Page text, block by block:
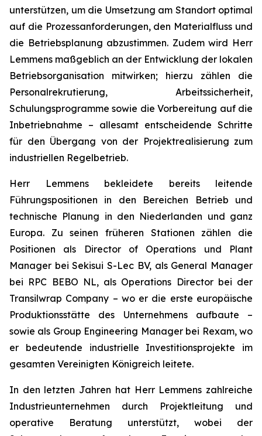
unterstützen, um die Umsetzung am Standort optimal
auf die Prozessanforderungen, den Materialfluss und
die Betriebsplanung abzustimmen. Zudem wird Herr
Lemmens maßgeblich an der Entwicklung der lokalen
Betriebsorganisation mitwirken; hierzu zählen die
Personalrekrutierung, Arbeitssicherheit,
Schulungsprogramme sowie die Vorbereitung auf die
Inbetriebnahme – allesamt entscheidende Schritte
für den Übergang von der Projektrealisierung zum
industriellen Regelbetrieb.
Herr Lemmens bekleidete bereits leitende
Führungspositionen in den Bereichen Betrieb und
technische Planung in den Niederlanden und ganz
Europa. Zu seinen früheren Stationen zählen die
Positionen als Director of Operations und Plant
Manager bei Sekisui S-Lec BV, als General Manager
bei RPC BEBO NL, als Operations Director bei der
Transilwrap Company – wo er die erste europäische
Produktionsstätte des Unternehmens aufbaute –
sowie als Group Engineering Manager bei Rexam, wo
er bedeutende industrielle Investitionsprojekte im
gesamten Vereinigten Königreich leitete.
In den letzten Jahren hat Herr Lemmens zahlreiche
Industrieunternehmen durch Projektleitung und
operative Beratung unterstützt, wobei der